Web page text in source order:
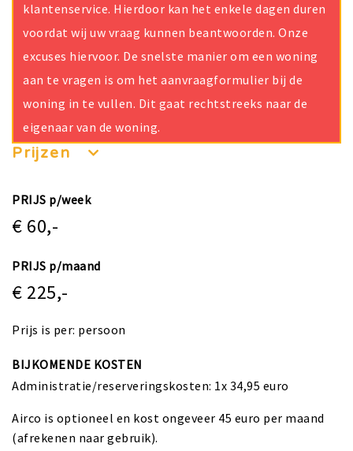
klantenservice. Hierdoor kan het enkele dagen duren
voordat wij uw vraag kunnen beantwoorden. Onze
excuses hiervoor. De snelste manier om een woning
aan te vragen is om het aanvraagformulier bij de
woning in te vullen. Dit gaat rechtstreeks naar de
eigenaar van de woning.
Prijzen
PRIJS p/week
€ 60,-
PRIJS p/maand
€ 225,-
Prijs is per: persoon
BIJKOMENDE KOSTEN
Administratie/reserveringskosten: 1x 34,95 euro
Airco is optioneel en kost ongeveer 45 euro per maand
(afrekenen naar gebruik).